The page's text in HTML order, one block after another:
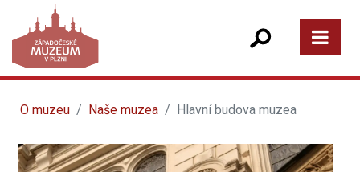
O muzeu Naše muzea Hlavní budova muzea